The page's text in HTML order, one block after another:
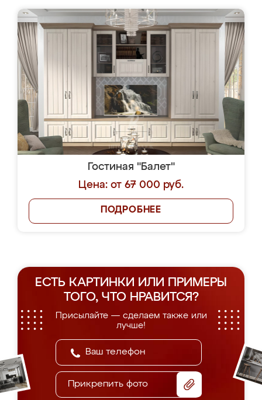
Гостиная "Балет"
Цена: от 67 000 руб.
ПОДРОБНЕЕ
ЕСТЬ КАРТИНКИ ИЛИ ПРИМЕРЫ
ТОГО, ЧТО НРАВИТСЯ?
Присылайте — сделаем также или
лучше!
Прикрепить фото